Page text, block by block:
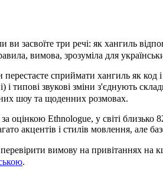
засвоїте три речі: як хангиль
вимова, зрозуміла для
сприймати хангиль як код
і типові звукові зміни з'єднують
шоу та щоденних розмовах.
Ethnologue, у світі близько
акцентів і стилів мовлення, але
вимову на привітаннях
.